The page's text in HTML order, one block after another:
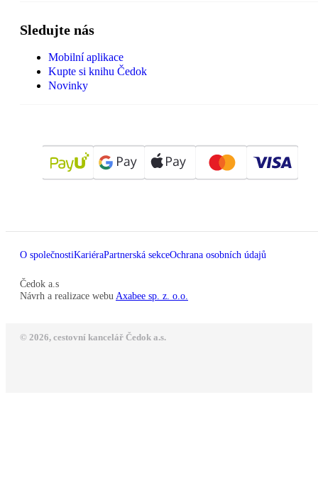
Sledujte nás
Mobilní aplikace
Kupte si knihu Čedok
Novinky
O společnostiKariéraPartnerská sekceOchrana osobních údajů
Čedok a.s
Návrh a realizace webu Axabee sp. z. o.o.
© 2026, cestovní kancelář Čedok a.s.